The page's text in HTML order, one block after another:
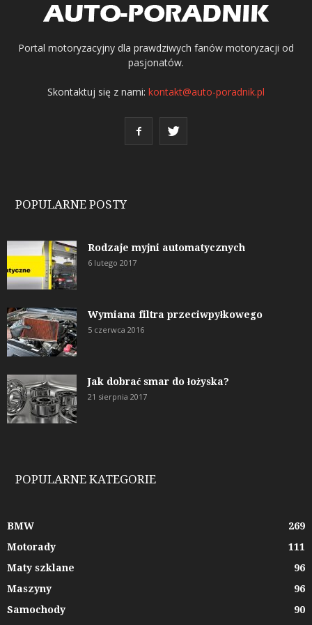
Portal motoryzacyjny dla prawdziwych fanów motoryzacji od
pasjonatów.
Skontaktuj się z nami: kontakt@auto-poradnik.pl
POPULARNE POSTY
Rodzaje myjni automatycznych
6 lutego 2017
Wymiana filtra przeciwpyłkowego
5 czerwca 2016
Jak dobrać smar do łożyska?
21 sierpnia 2017
POPULARNE KATEGORIE
BMW
269
Motorady
111
Maty szklane
96
Maszyny
96
Samochody
90